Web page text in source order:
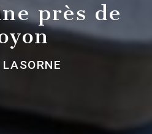
près de
LASORNE